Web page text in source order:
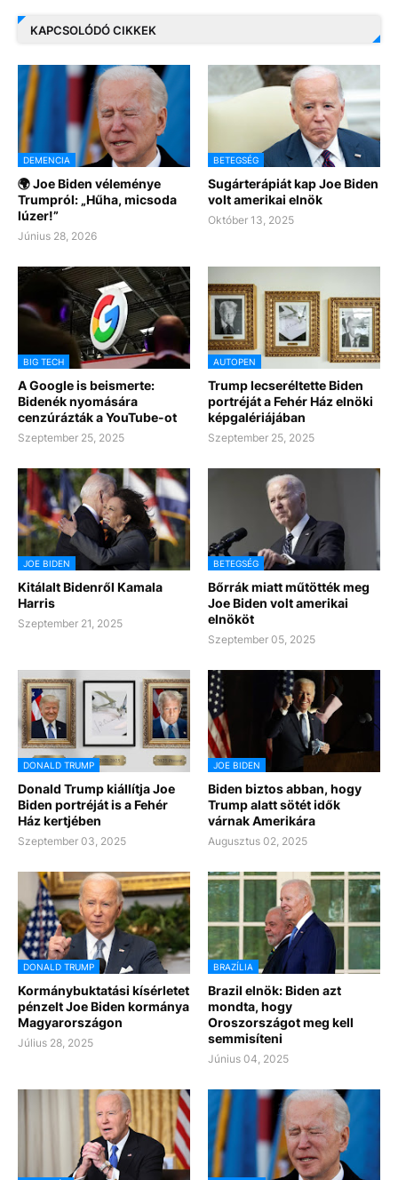
KAPCSOLÓDÓ CIKKEK
DEMENCIA
🌍 Joe Biden véleménye
Trumpról: „Hűha, micsoda
lúzer!”
Június 28, 2026
BETEGSÉG
Sugárterápiát kap Joe Biden
volt amerikai elnök
Október 13, 2025
BIG TECH
A Google is beismerte:
Bidenék nyomására
cenzúrázták a YouTube-ot
Szeptember 25, 2025
AUTOPEN
Trump lecseréltette Biden
portréját a Fehér Ház elnöki
képgalériájában
Szeptember 25, 2025
JOE BIDEN
Kitálalt Bidenről Kamala
Harris
Szeptember 21, 2025
BETEGSÉG
Bőrrák miatt műtötték meg
Joe Biden volt amerikai
elnököt
Szeptember 05, 2025
DONALD TRUMP
Donald Trump kiállítja Joe
Biden portréját is a Fehér
Ház kertjében
Szeptember 03, 2025
JOE BIDEN
Biden biztos abban, hogy
Trump alatt sötét idők
várnak Amerikára
Augusztus 02, 2025
DONALD TRUMP
Kormánybuktatási kísérletet
pénzelt Joe Biden kormánya
Magyarországon
Július 28, 2025
BRAZÍLIA
Brazil elnök: Biden azt
mondta, hogy
Oroszországot meg kell
semmisíteni
Június 04, 2025